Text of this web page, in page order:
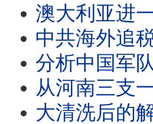
澳大利亚进一步
中共海外追税引发新一轮富
分析中国军队
从河南三支
大清洗后的